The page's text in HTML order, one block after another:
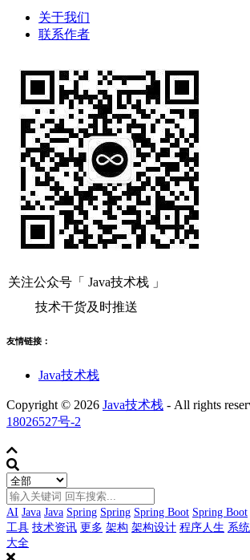
关于我们
联系作者
关注公众号「 Java技术栈 」
技术干货及时推送
友情链接：
Java技术栈
Copyright © 2026 Java技术栈 - All rights
18026527号-2
AI Java Java Spring Spring Spring Boot Spring Boot
工具 技术资讯 更多 架构 架构设计 程序人生 系
大全